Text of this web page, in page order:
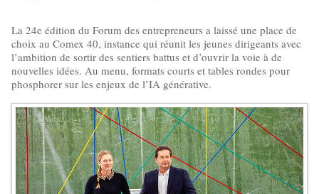
La 24e édition du Forum des entrepreneurs a laissé une place de
choix au Comex 40, instance qui réunit les jeunes dirigeants avec
l’ambition de sortir des sentiers battus et d’ouvrir la voie à de
nouvelles idées. Au menu, formats courts et tables rondes pour
phosphorer sur les enjeux de l’IA générative.